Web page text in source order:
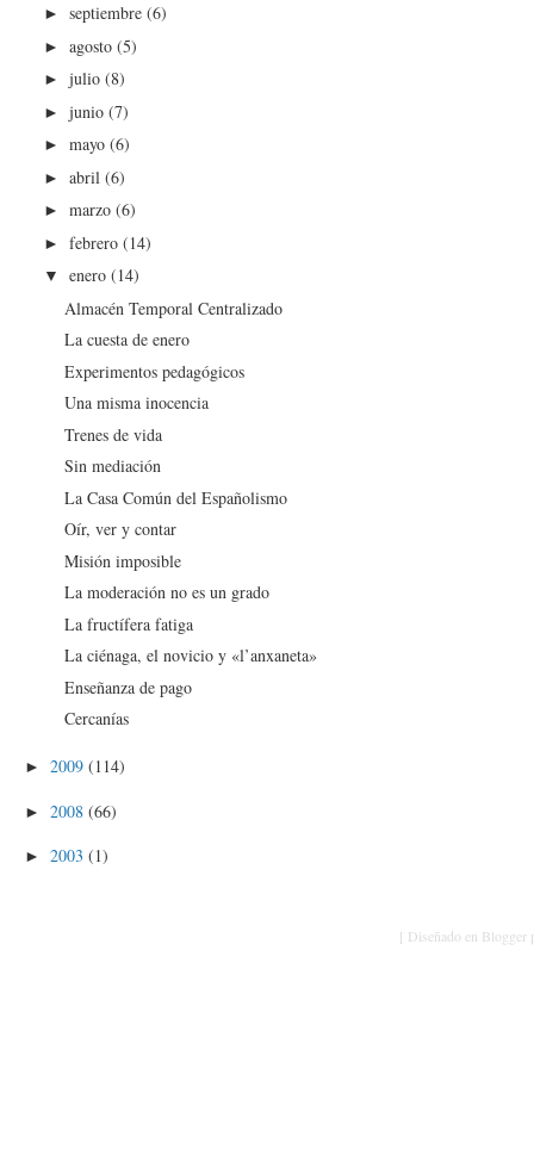
►septiembre(6)
►agosto(5)
►julio(8)
►junio(7)
►mayo(6)
►abril(6)
►marzo(6)
►febrero(14)
▼enero(14)
Almacén Temporal Centralizado
La cuesta de enero
Experimentos pedagógicos
Una misma inocencia
Trenes de vida
Sin mediación
La Casa Común del Españolismo
Oír, ver y contar
Misión imposible
La moderación no es un grado
La fructífera fatiga
La ciénaga, el novicio y «l’anxaneta»
Enseñanza de pago
Cercanías
► 2009 (114)
► 2008 (66)
► 2003 (1)
[ Diseñado en Blogger